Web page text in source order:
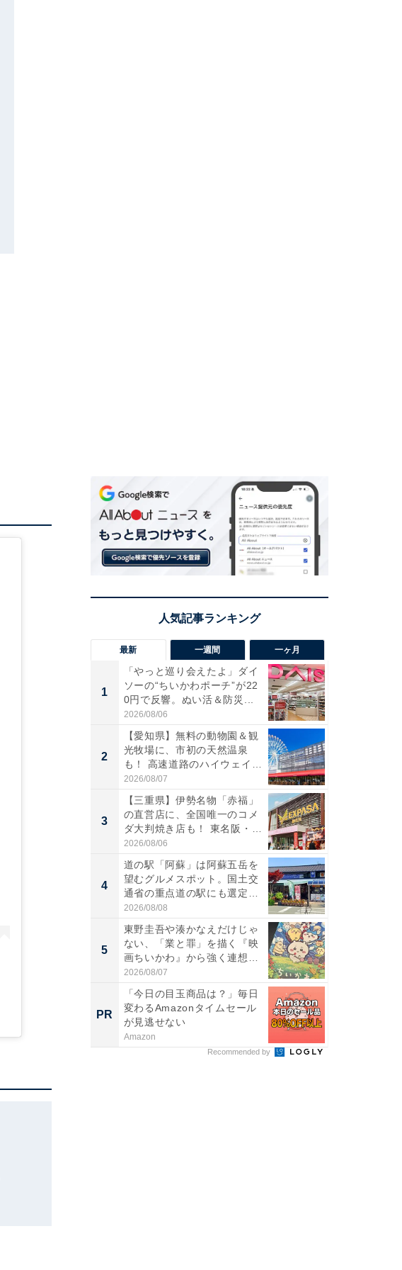
最新 一週間 一ヶ月
1
「やっと巡り会えたよ」ダイ
ソーの“ちいかわポーチ”が22
0円で反響。ぬい活＆防災...
2026/08/06
2
【愛知県】無料の動物園＆観
光牧場に、市初の天然温泉
も！ 高速道路のハイウェイオ
ア...
2026/08/07
3
【三重県】伊勢名物「赤福」
の直営店に、全国唯一のコメ
ダ大判焼き店も！ 東名阪・
伊...
2026/08/06
4
道の駅「阿蘇」は阿蘇五岳を
望むグルメスポット。国土交
通省の重点道の駅にも選定｜
阿...
2026/08/08
5
東野圭吾や湊かなえだけじゃ
ない、「業と罪」を描く『映
画ちいかわ』から強く連想し
た...
2026/08/07
PR
「今日の目玉商品は？」毎日
変わるAmazonタイムセール
が見逃せない
Amazon
Recommended by